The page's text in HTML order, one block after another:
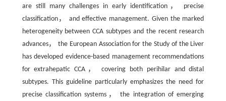
are still many challenges in early identification， precise
classification， and effective management. Given the marked
heterogeneity between CCA subtypes and the recent research
advances， the European Association for the Study of the Liver
has developed evidence-based management recommendations
for extrahepatic CCA， covering both perihilar and distal
subtypes. This guideline particularly emphasizes the need for
precise classification systems， the integration of emerging